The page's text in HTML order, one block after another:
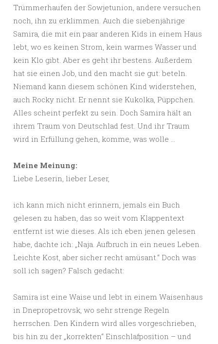
Trümmerhaufen der Sowjetunion, andere versuchen
noch, ihn zu erklimmen. Auch die siebenjährige
Samira, die mit ein paar anderen Kids in einem Haus
lebt, wo es keinen Strom, kein warmes Wasser und
kein Klo gibt. Aber es geht ihr bestens. Außerdem
hat sie einen Job, und den macht sie gut: beteln.
Niemand kann diesem schönen Kind widerstehen,
auch Rocky nicht. Er nennt sie Kukolka, Püppchen.
Alles scheint perfekt zu sein. Doch Samira hält an
ihrem Traum von Deutschlad fest. Und ihr Traum
wird in Erfüllung gehen, komme, was wolle …
Meine Meinung:
Liebe Leserin, lieber Leser,
ich kann mich nicht erinnern, jemals ein Buch
gelesen zu haben, das so weit vom Klappentext
entfernt ist wie dieses. Als ich eben jenen gelesen
habe, dachte ich: „Naja. Aufbruch in ein neues Leben.
Leichte Kost, aber sicher recht amüsant.“ Doch was
soll ich sagen? Falsch gedacht:
Samira ist eine Waise und lebt in einem Waisenhaus
in Dnepropetrovsk, wo sehr strenge Regeln
herrschen. Den Kindern wird alles vorgeschrieben,
bis hin zu der „korrekten“ Einschlafposition – und